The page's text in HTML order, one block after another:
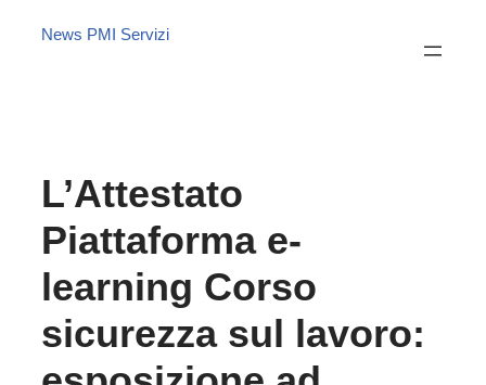
News PMI Servizi
L’Attestato
Piattaforma e-
learning Corso
sicurezza sul lavoro: